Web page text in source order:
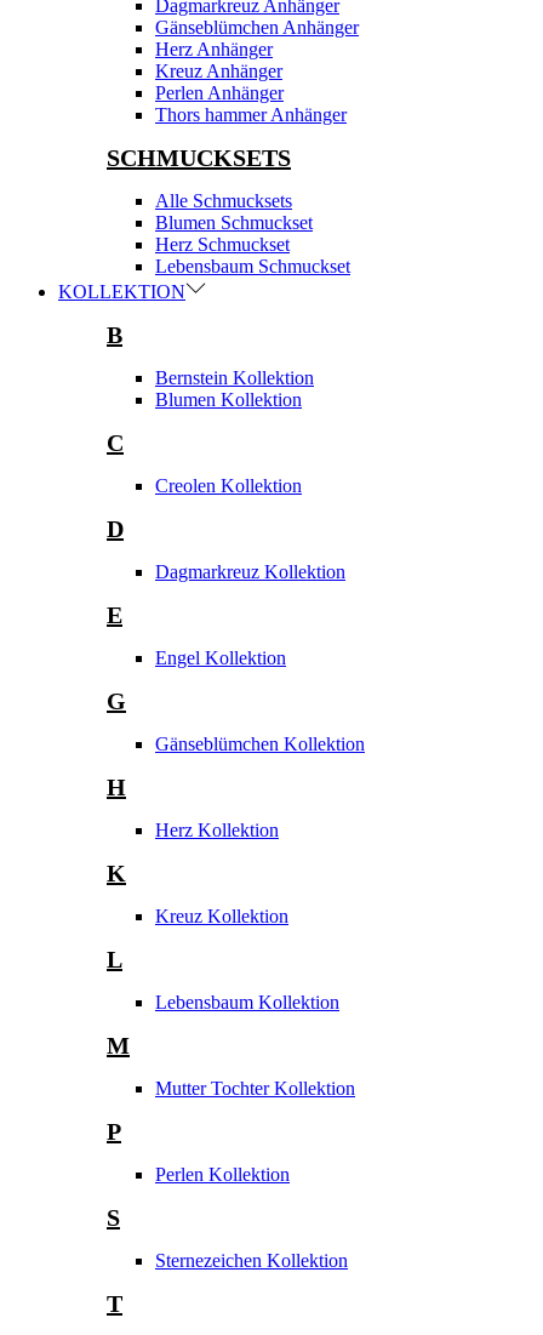
Dagmarkreuz Anhänger
Gänseblümchen Anhänger
Herz Anhänger
Kreuz Anhänger
Perlen Anhänger
Thors hammer Anhänger
SCHMUCKSETS
Alle Schmucksets
Blumen Schmuckset
Herz Schmuckset
Lebensbaum Schmuckset
KOLLEKTION
B
Bernstein Kollektion
Blumen Kollektion
C
Creolen Kollektion
D
Dagmarkreuz Kollektion
E
Engel Kollektion
G
Gänseblümchen Kollektion
H
Herz Kollektion
K
Kreuz Kollektion
L
Lebensbaum Kollektion
M
Mutter Tochter Kollektion
P
Perlen Kollektion
S
Sternezeichen Kollektion
T